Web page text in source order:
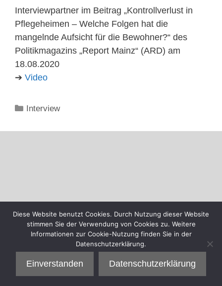
Interviewpartner im Beitrag „Kontrollverlust in
Pflegeheimen – Welche Folgen hat die
mangelnde Aufsicht für die Bewohner?“ des
Politikmagazins „Report Mainz“ (ARD) am
18.08.2020
➔ Video
Kategorien
Interview
Diese Website benutzt Cookies. Durch Nutzung dieser Website
stimmen Sie der Verwendung von Cookies zu. Weitere
Informationen zur Cookie-Nutzung finden Sie in der
Datenschutzerklärung.
Einverstanden Datenschutzerklärung